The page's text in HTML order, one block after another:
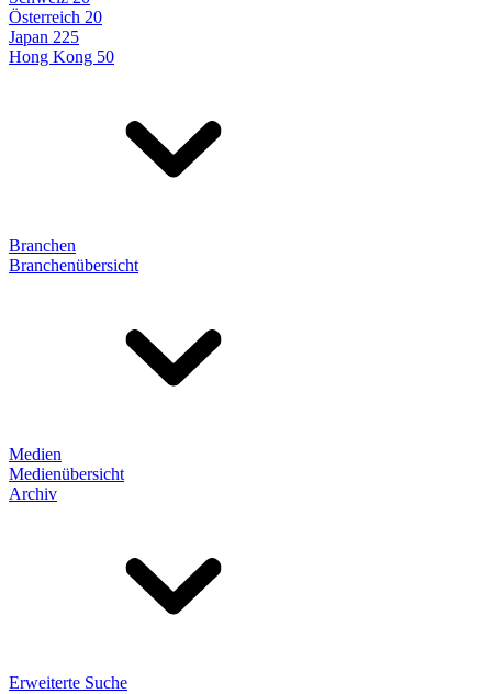
Österreich 20
Japan 225
Hong Kong 50
Branchen
Branchenübersicht
Medien
Medienübersicht
Archiv
Erweiterte Suche